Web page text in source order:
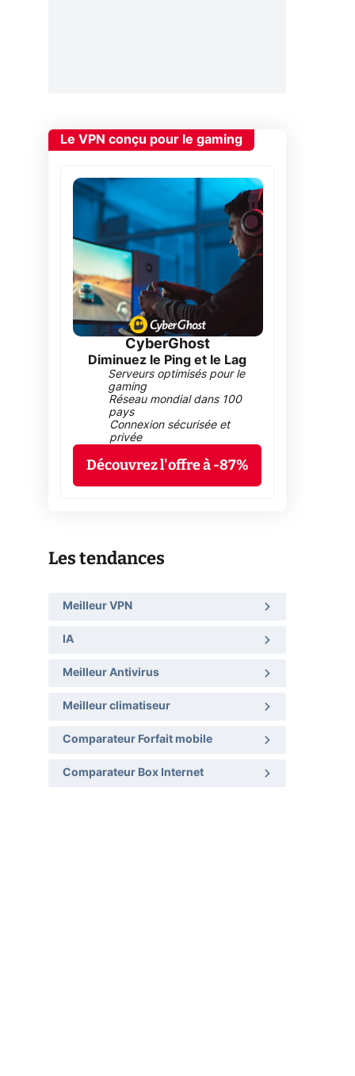
Le VPN conçu pour le gaming
CyberGhost
Diminuez le Ping et le Lag
Serveurs optimisés pour le
gaming
Réseau mondial dans 100
pays
Connexion sécurisée et
privée
Découvrez l'offre à -87%
Les tendances
Meilleur VPN
IA
Meilleur Antivirus
Meilleur climatiseur
Comparateur Forfait mobile
Comparateur Box Internet